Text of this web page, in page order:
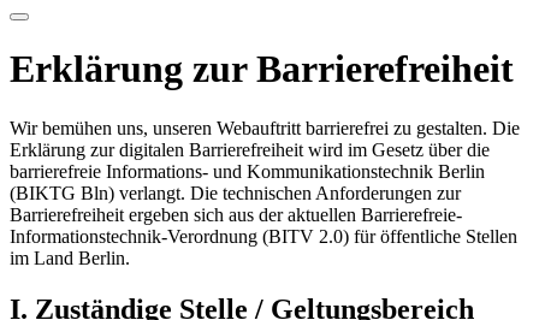
Erklärung zur Barrierefreiheit
Wir bemühen uns, unseren Webauftritt barrierefrei zu gestalten. Die
Erklärung zur digitalen Barrierefreiheit wird im Gesetz über die
barrierefreie Informations- und Kommunikationstechnik Berlin
(BIKTG Bln) verlangt. Die technischen Anforderungen zur
Barrierefreiheit ergeben sich aus der aktuellen Barrierefreie-
Informationstechnik-Verordnung (BITV 2.0) für öffentliche Stellen
im Land Berlin.
I. Zuständige Stelle / Geltungsbereich